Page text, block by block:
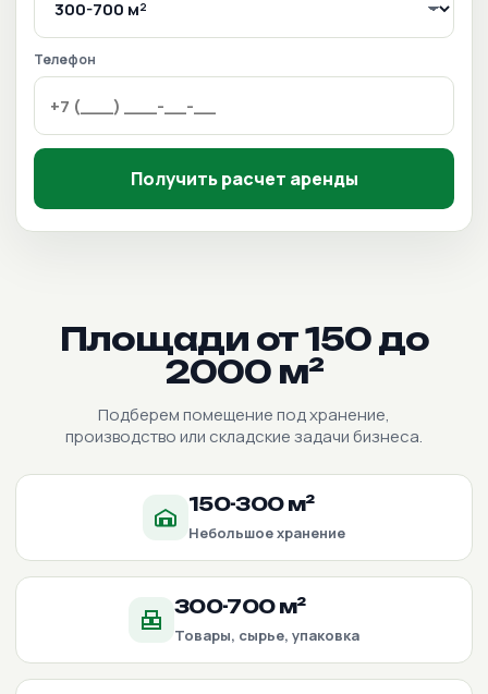
Телефон
Получить расчет аренды
Площади от 150 до
2000 м²
Подберем помещение под хранение,
производство или складские задачи бизнеса.
150-300 м²
Небольшое хранение
300-700 м²
Товары, сырье, упаковка